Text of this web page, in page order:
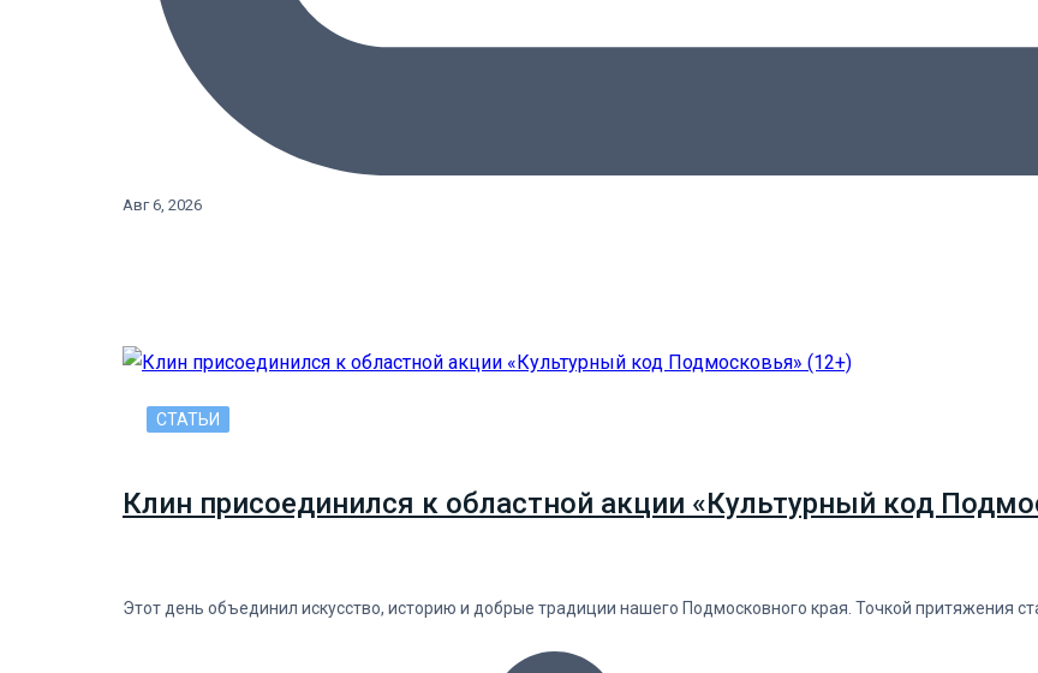
Авг 6, 2026
СТАТЬИ
Клин присоединился к областной акции «Культурный код
Этот день объединил искусство, историю и добрые традиции нашего Подмосковного края. Точкой притяжения